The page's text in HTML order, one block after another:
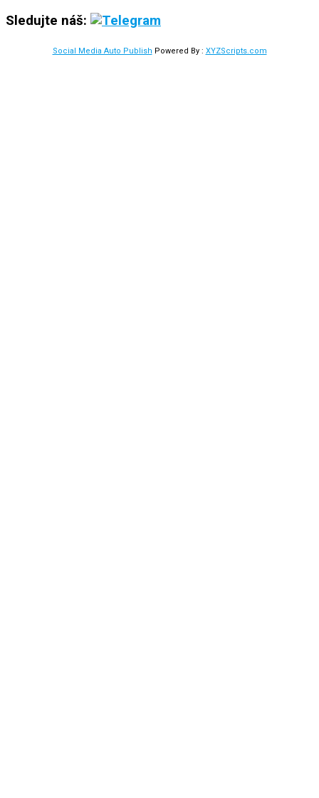
Sledujte náš:
Social Media Auto Publish Powered By : XYZScripts.com